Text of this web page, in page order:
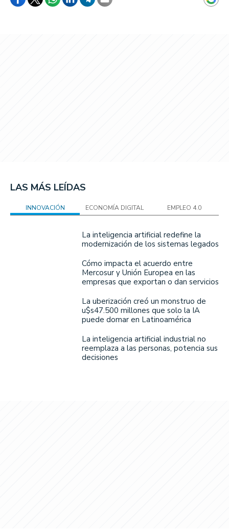
LAS MÁS LEÍDAS
INNOVACIÓN ECONOMÍA DIGITAL EMPLEO 4.0
La inteligencia artificial redefine la
modernización de los sistemas legados
Cómo impacta el acuerdo entre
Mercosur y Unión Europea en las
empresas que exportan o dan servicios
La uberización creó un monstruo de
u$s47.500 millones que solo la IA
puede domar en Latinoamérica
La inteligencia artificial industrial no
reemplaza a las personas, potencia sus
decisiones